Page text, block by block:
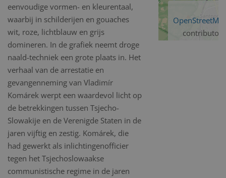
eenvoudige vormen- en kleurentaal,
waarbij in schilderijen en gouaches
wit, roze, lichtblauw en grijs
domineren. In de grafiek neemt droge
naald-techniek een grote plaats in. Het
verhaal van de arrestatie en
gevangenneming van Vladimír
Komárek werpt een waardevol licht op
de betrekkingen tussen Tsjecho-
Slowakije en de Verenigde Staten in de
jaren vijftig en zestig. Komárek, die
had gewerkt als inlichtingenofficier
tegen het Tsjechoslowaakse
communistische regime in de jaren